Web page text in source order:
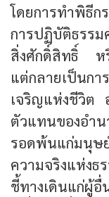
โดยการทำพิธี
การปฏิบัติธรร
สิ่งศักดิ์สิทธิ์ หรื
แต่กลายเป็นกา
เจริญแห่งชีวิต
ตัวแทนของอำ
รอดพ้นแก่มนุ
ความจริงแห่ง
ชี้ทางเดินแก่ผู้